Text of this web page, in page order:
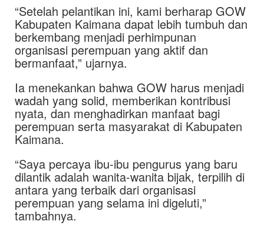
“Setelah pelantikan ini, kami berharap GOW
Kabupaten Kaimana dapat lebih tumbuh dan
berkembang menjadi perhimpunan
organisasi perempuan yang aktif dan
bermanfaat,” ujarnya.
Ia menekankan bahwa GOW harus menjadi
wadah yang solid, memberikan kontribusi
nyata, dan menghadirkan manfaat bagi
perempuan serta masyarakat di Kabupaten
Kaimana.
“Saya percaya ibu-ibu pengurus yang baru
dilantik adalah wanita-wanita bijak, terpilih di
antara yang terbaik dari organisasi
perempuan yang selama ini digeluti,”
tambahnya.